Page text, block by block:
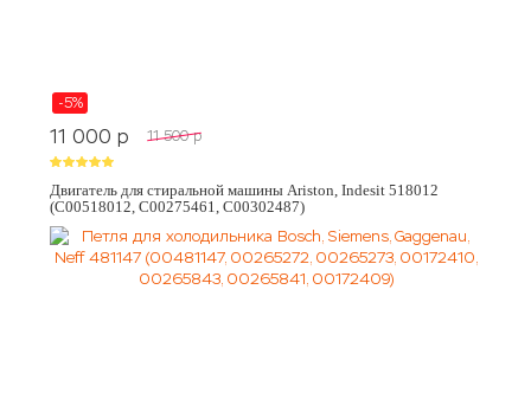
-5%
11 000 p 11 500 p
Двигатель для стиральной машины Ariston, Indesit 518012
(C00518012, C00275461, C00302487)